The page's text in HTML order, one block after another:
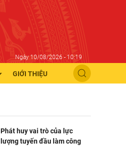
Ngày 10/08/2026 - 10:19
GIỚI THIỆU
Phát huy vai trò của lực
lượng tuyến đầu làm công